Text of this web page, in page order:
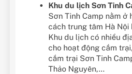
Khu du lịch Sơn Tinh
Sơn Tinh Camp nằm ở
cách trung tâm Hà Nội
Khu du lịch có nhiều
cho hoạt động cắm
cắm trại Sơn Tinh
Thảo Nguyên,…